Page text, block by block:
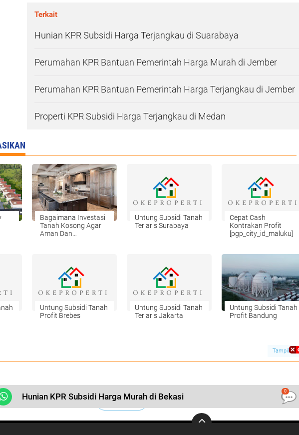
Terkait
Hunian KPR Subsidi Harga Terjangkau di Suarabaya
Perumahan KPR Bantuan Pemerintah Harga Murah di Jember
Perumahan KPR Bantuan Pemerintah Harga Terjangkau di Jember
Properti KPR Subsidi Harga Terjangkau di Medan
Bagaimana Investasi
Tanah Kosong Agar
Aman Dan
Untung Subsidi Tanah
Terlaris Surabaya
Cepat Cash
Kontrakan Profit
[pgp_city_id_maluku]
Untung Subsidi Tanah
Profit Brebes
Untung Subsidi Tanah
Terlaris Jakarta
Untung Subsidi Tanah
Profit Bandung
Tampilkan
Hunian KPR Subsidi Harga Murah di Bekasi
0
LIHAT SEMUA